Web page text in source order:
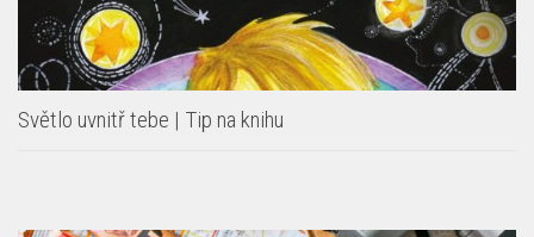
Světlo uvnitř tebe | Tip na knihu